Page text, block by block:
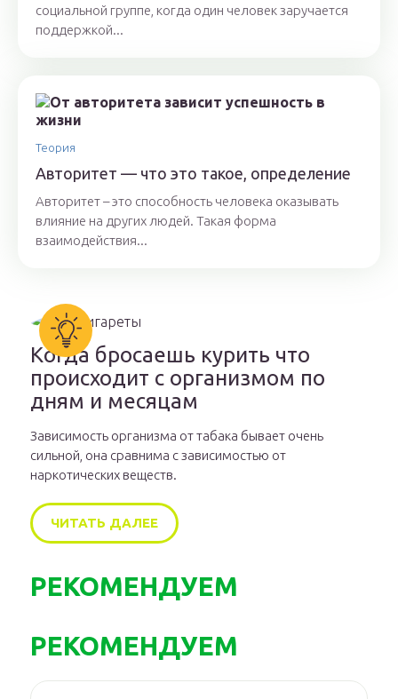
социальной группе, когда один человек заручается
поддержкой...
Теория
Авторитет — что это такое, определение
Авторитет – это способность человека оказывать
влияние на других людей. Такая форма
взаимодействия...
Когда бросаешь курить что
происходит с организмом по
дням и месяцам
Зависимость организма от табака бывает очень
сильной, она сравнима с зависимостью от
наркотических веществ.
ЧИТАТЬ ДАЛЕЕ
РЕКОМЕНДУЕМ
РЕКОМЕНДУЕМ